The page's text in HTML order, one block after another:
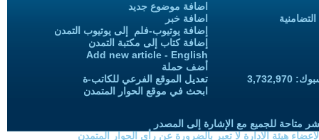
اضافة موضوع جديد
اضافة خبر
إضافة يوتيوب-فلم إلى يوتيوب التمدن
إضافة كتاب إلى مكتبة التمدن
Add new article - English
أضف حملة
تعديل الموقع الفرعي للكاتب-ة
ابحث في موقع الحوار المتمدن
متاحة للجميع مع الإشارة إلى المصدر
هيئة الادارة لا تعبر بالضرورة عن رأي الحوار المتمدن